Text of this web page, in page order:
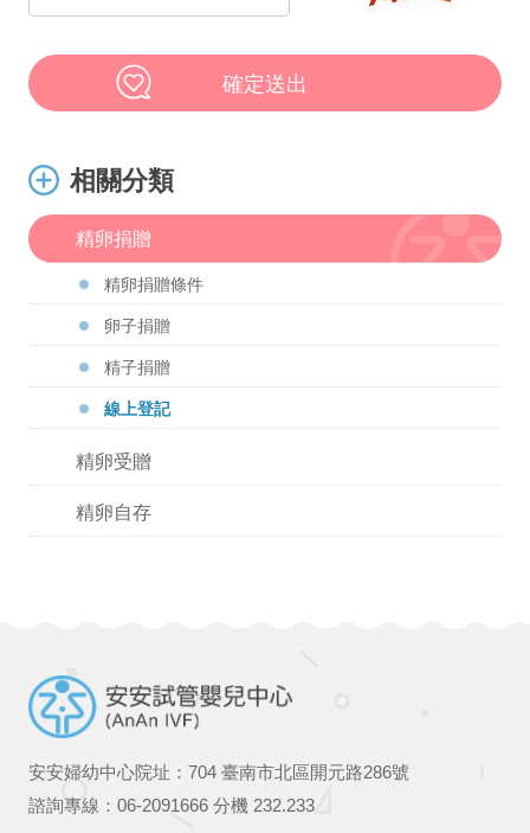
確定送出
相關分類
精卵捐贈
精卵捐贈條件
卵子捐贈
精子捐贈
線上登記
精卵受贈
精卵自存
安安婦幼中心院址：704 臺南市北區開元路286號
諮詢專線： 06-2091666分機 232.233